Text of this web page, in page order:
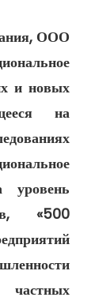
ООО
и новых
на
уровень
«500